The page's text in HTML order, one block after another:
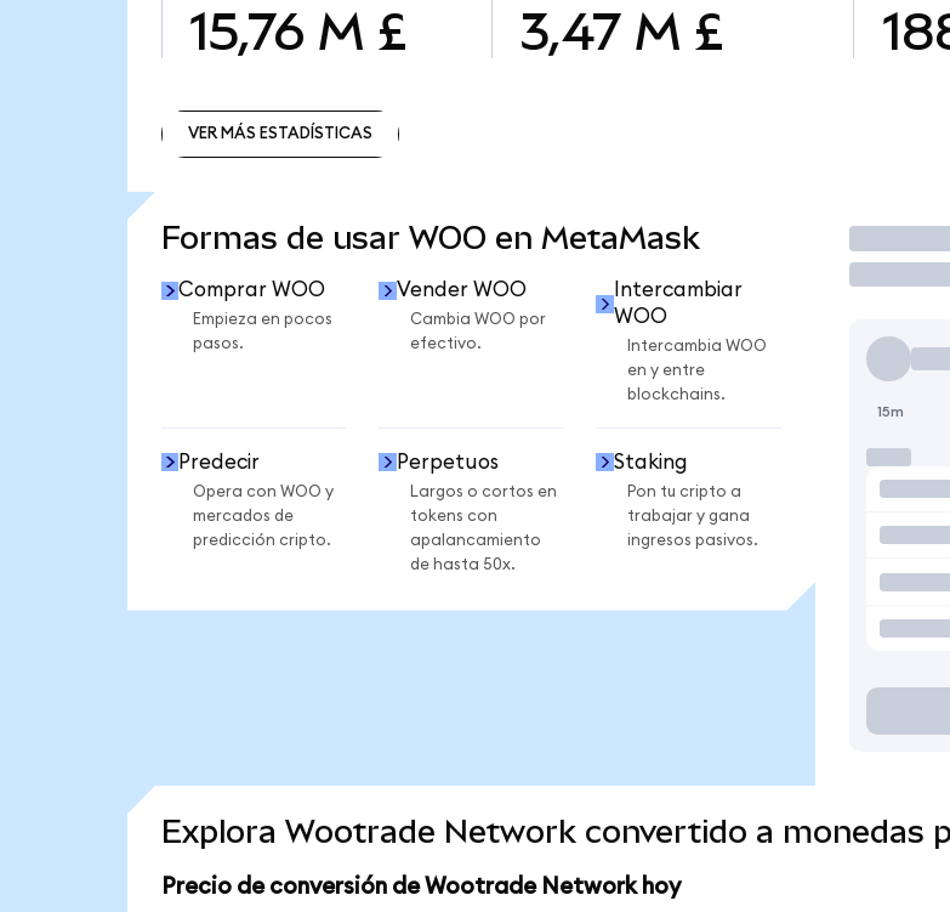
15,76 M £ 3,47 M £
VER MÁS ESTADÍSTICAS
Formas de usar WOO en MetaMask
Comprar WOO
Empieza en pocos
pasos.
Vender WOO
Cambia WOO por
efectivo.
Intercambiar
WOO
Intercambia WOO
en y entre
blockchains.
Predecir
Opera con WOO y
mercados de
predicción cripto.
Perpetuos
Largos o cortos en
tokens con
apalancamiento
de hasta 50x.
Staking
Pon tu cripto a
trabajar y gana
ingresos pasivos.
15m
Explora Wootrade Network convertido a monedas
Precio de conversión de Wootrade Network hoy